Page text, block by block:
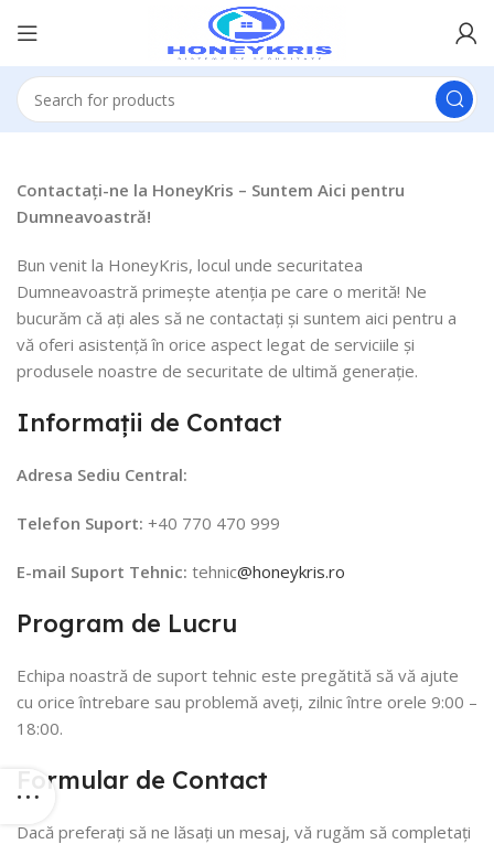
Contactați-ne la HoneyKris – Suntem Aici pentru
Dumneavoastră!
Bun venit la HoneyKris, locul unde securitatea
Dumneavoastră primește atenția pe care o merită! Ne
bucurăm că ați ales să ne contactați și suntem aici pentru a
vă oferi asistență în orice aspect legat de serviciile și
produsele noastre de securitate de ultimă generație.
Informații de Contact
Adresa Sediu Central:
Telefon Suport: +40 770 470 999
E-mail Suport Tehnic: tehnic@honeykris.ro
Program de Lucru
Echipa noastră de suport tehnic este pregătită să vă ajute
cu orice întrebare sau problemă aveți, zilnic între orele 9:00 –
18:00.
Formular de Contact
Dacă preferați să ne lăsați un mesaj, vă rugăm să completați